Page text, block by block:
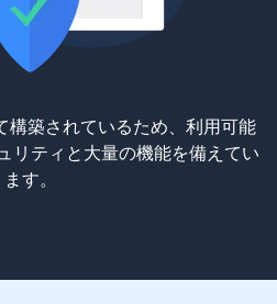
築されているため、利用可能
リティと大量の機能を備えてい
ます。